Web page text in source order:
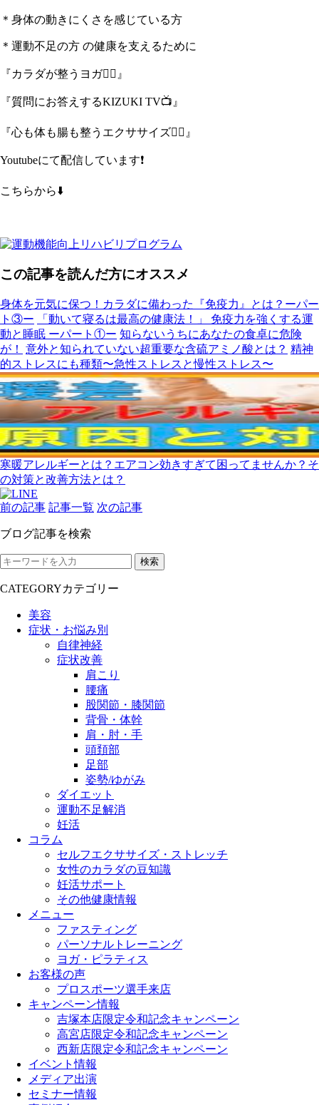
＊身体の動きにくさを感じている方
＊運動不足の方 の健康を支えるために
『カラダが整うヨガ🧘‍♀』
『質問にお答えするKIZUKI TV📺』
『心も体も腸も整うエクササイズ🤸‍♂️』
Youtubeにて配信しています❗️
こちらから⬇️
この記事を読んだ方にオススメ
身体を元気に保つ！カラダに備わった『免疫力』とは？ーパー
ト③ー
「動いて寝るは最高の健康法！」 免疫力を強くする運
動と睡眠 ーパート①ー 知らないうちにあなたの食卓に危険
が！
意外と知られていない超重要な含硫アミノ酸とは？ 精神
的ストレスにも種類〜急性ストレスと慢性ストレス〜
寒暖アレルギーとは？エアコン効きすぎて困ってませんか？そ
の対策と改善方法とは？
前の記事 記事一覧 次の記事
ブログ記事を検索
検索
CATEGORYカテゴリー
美容
症状・お悩み別
自律神経
症状改善
肩こり
腰痛
股関節・膝関節
背骨・体幹
肩・肘・手
頭頚部
足部
姿勢/ゆがみ
ダイエット
運動不足解消
妊活
コラム
セルフエクササイズ・ストレッチ
女性のカラダの豆知識
妊活サポート
その他健康情報
メニュー
ファスティング
パーソナルトレーニング
ヨガ・ピラティス
お客様の声
プロスポーツ選手来店
キャンペーン情報
吉塚本店限定令和記念キャンペーン
高宮店限定令和記念キャンペーン
西新店限定令和記念キャンペーン
イベント情報
メディア出演
セミナー情報